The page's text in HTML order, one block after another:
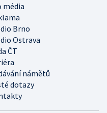
média
Brno
Ostrava
ČT
námětů
dotazy